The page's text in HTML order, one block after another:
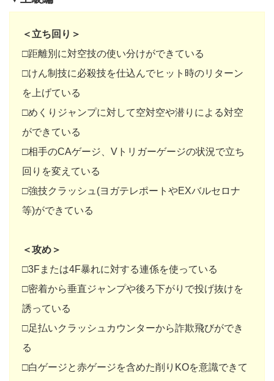
＜立ち回り＞
□距離別に対空技の使い分けができている
□けん制技に必殺技を仕込んでヒット時のリターン
を上げている
□めくりジャンプに対して空対空や潜りによる対空
ができている
□相手のCAゲージ、Vトリガーゲージの状況で立ち
回りを変えている
□強技クラッシュ(ヨガテレポートやEXバルセロナ
等)ができている
＜攻め＞
□3Fまたは4F暴れに対する連係を使っている
□密着から垂直ジャンプや後ろ下がりで投げ抜けを
誘っている
□足払いクラッシュカウンターから詐欺飛びができ
る
□白ゲージと赤ゲージを含めた削りKOを意識できて